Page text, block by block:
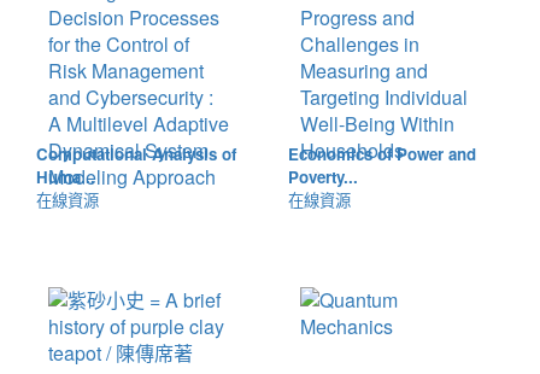
Computational Analysis of
Huma...
在線資源
Economics of Power and
Poverty...
在線資源